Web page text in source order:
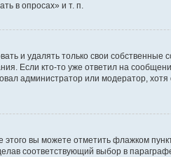
в опросах» и т. п.
и удалять только свои
Если кто-то уже ответил на
администратор или модератор,
вы можете отметить флажком
соответствующий выбор в